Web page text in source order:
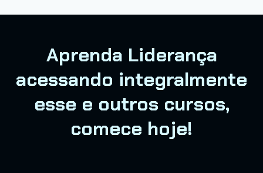
Aprenda Liderança
acessando integralmente
esse e outros cursos,
comece hoje!